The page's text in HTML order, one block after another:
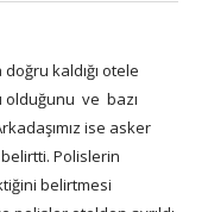
kaldığı otele
olduğunu ve bazı
ise asker
belirtti. Polislerin
belirtmesi